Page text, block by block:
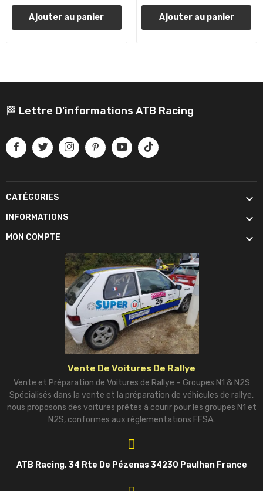
Ajouter au panier Ajouter au panier
🏁 Lettre D'informations ATB Racing
CATÉGORIES 
INFORMATIONS 
MON COMPTE 
Vente De Voitures De Rallye
Vente et Préparation de Voitures de Rallye – Groupes N1 & N2S
Spécialisés dans la vente et la préparation de véhicules de rallye,
nous proposons des voitures prêtes à courir pour les groupes N1 et
N2S, conformes aux réglementations FFSA.
ATB Racing, 34 Rte De Pézenas 34230 Paulhan France